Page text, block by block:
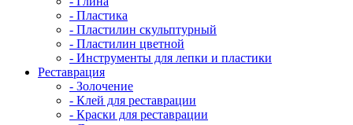
- Пластика
- Пластилин скульптурный
- Пластилин цветной
- Инструменты для лепки и пластики
Реставрация
- Золочение
- Клей для реставрации
- Краски для реставрации